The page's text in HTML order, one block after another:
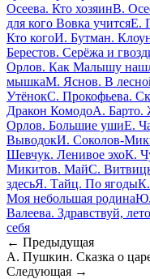
Осеева. Кто хозяинВ.
для кого Вовка учитсяЕ.
Кто когоИ. Бутман.
Берестов. Серёжа и
Орлов. Как Малышу
мышкаМ. Яснов. В
УтёнокС. Прокофьева.
Дракон КомодоА. Барто.
Орлов. Большие ушиЕ.
ВыводокИ. Соколов-
Шевчук. Ленивое эхоК.
Микитов. МайС.
здесьЯ. Тайц. По ягодыК.
Моя небольшая родинаЮ.
Валеева. Здравствуй,
себя
← Предыдущая
А. Пушкин. Сказка о
Следующая →